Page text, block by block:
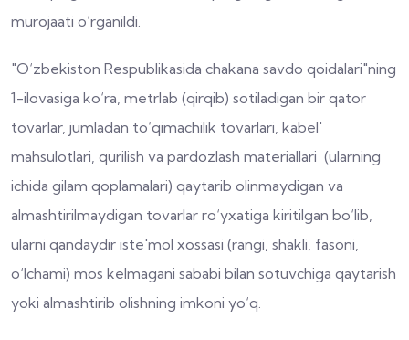
murojaati o‘rganildi.
"O‘zbekiston Respublikasida chakana savdo qoidalari"ning
1-ilovasiga ko‘ra, metrlab (qirqib) sotiladigan bir qator
tovarlar, jumladan to‘qimachilik tovarlari, kabel'
mahsulotlari, qurilish va pardozlash materiallari (ularning
ichida gilam qoplamalari) qaytarib olinmaydigan va
almashtirilmaydigan tovarlar ro‘yxatiga kiritilgan bo‘lib,
ularni qandaydir iste'mol xossasi (rangi, shakli, fasoni,
o‘lchami) mos kelmagani sababi bilan sotuvchiga qaytarish
yoki almashtirib olishning imkoni yo‘q.